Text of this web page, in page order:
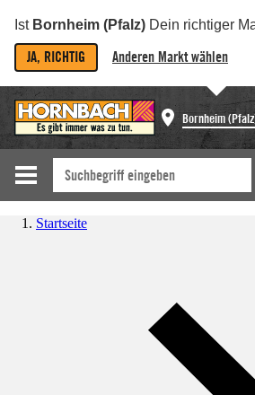
Ist Bornheim (Pfalz) Dein richtiger
JA, RICHTIG Anderen Markt wählen
Bornheim
Startseite